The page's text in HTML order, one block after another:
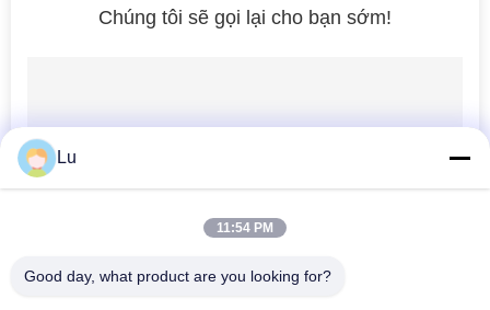
Máy cắt thảm Laser
Chúng tôi sẽ gọi lại cho bạn sớm!
Lu
11:54 PM
Good day, what product are you looking for?